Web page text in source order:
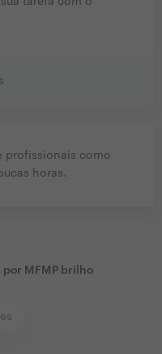
profissionais como
horas.
por MFMP brilho